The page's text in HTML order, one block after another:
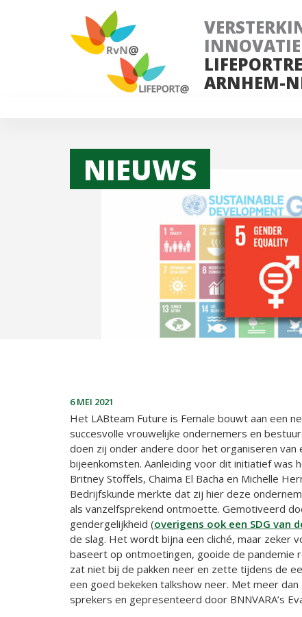
ARNHEM-
NIEUWS
6 MEI 2021
Het LABteam Future is Female bouwt aan een
succesvolle vrouwelijke ondernemers en
doen zij onder andere door het organiseren van
bijeenkomsten. Aanleiding voor dit initiatief was
Britney Stoffels, Chaima El Bacha en Michelle
Bedrijfskunde merkte dat zij hier deze
als vanzelfsprekend ontmoette. Gemotiveerd
gendergelijkheid (overigens ook een SDG van
de slag. Het wordt bijna een cliché, maar zeker
baseert op ontmoetingen, gooide de pandemie
zat niet bij de pakken neer en zette tijdens de
een goed bekeken talkshow neer. Met meer
sprekers en gepresenteerd door BNNVARA’s